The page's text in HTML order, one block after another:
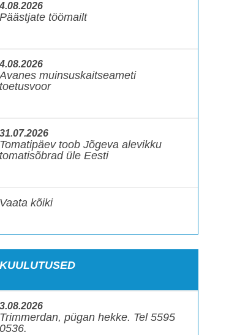
4.08.2026
Päästjate töömailt
4.08.2026
Avanes muinsuskaitseameti
toetusvoor
31.07.2026
Tomatipäev toob Jõgeva alevikku
tomatisõbrad üle Eesti
Vaata kõiki
KUULUTUSED
3.08.2026
Trimmerdan, pügan hekke. Tel 5595
0536.